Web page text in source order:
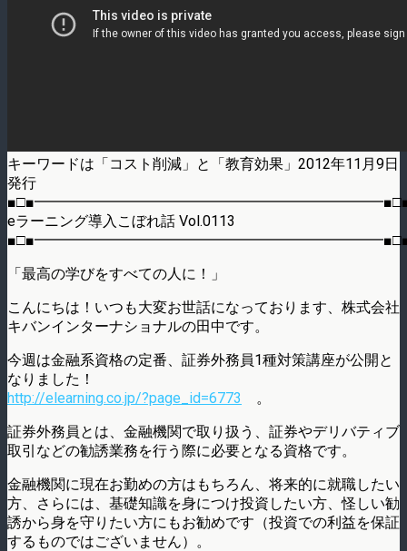
キーワードは「コスト削減」と「教育効果」2012年11月9日
発行
eラーニング導入こぼれ話 Vol.0113
「最高の学びをすべての人に！」
こんにちは！いつも大変お世話になっております、株式会社
キバンインターナショナルの田中です。
今週は金融系資格の定番、証券外務員1種対策講座が公開と
なりました！
http://elearning.co.jp/?page_id=6773
。
証券外務員とは、金融機関で取り扱う、証券やデリバティブ
取引などの勧誘業務を行う際に必要となる資格です。
金融機関に現在お勤めの方はもちろん、将来的に就職したい
方、さらには、基礎知識を身につけ投資したい方、怪しい勧
誘から身を守りたい方にもお勧めです（投資での利益を保証
するものではございません）。